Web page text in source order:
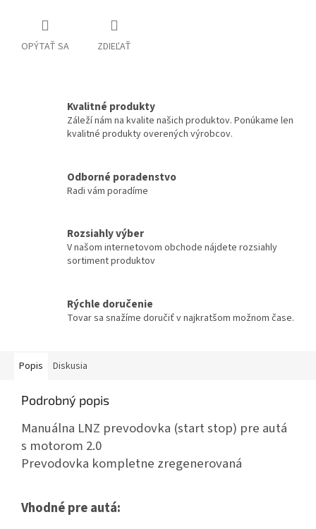
OPÝTAŤ SA ZDIEĽAŤ
Kvalitné produkty
Záleží nám na kvalite našich produktov. Ponúkame len
kvalitné produkty overených výrobcov.
Odborné poradenstvo
Radi vám poradíme
Rozsiahly výber
V našom internetovom obchode nájdete rozsiahly
sortiment produktov
Rýchle doručenie
Tovar sa snažíme doručiť v najkratšom možnom čase.
Popis Diskusia
Podrobný popis
Manuálna LNZ prevodovka (start stop) pre autá
s motorom 2.0
Prevodovka kompletne zregenerovaná
Vhodné pre autá: